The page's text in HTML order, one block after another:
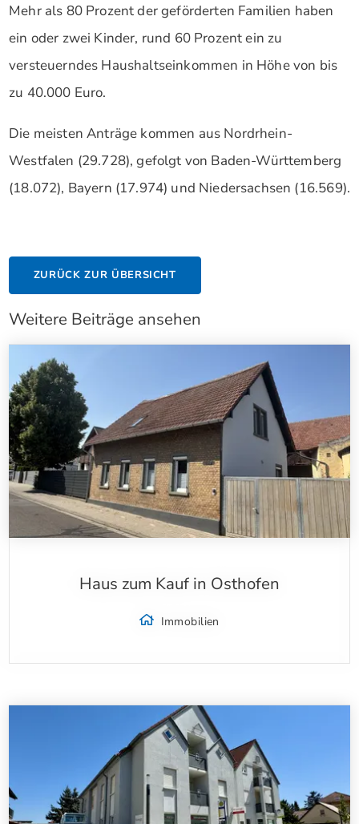
Mehr als 80 Prozent der geförderten Familien haben
ein oder zwei Kinder, rund 60 Prozent ein zu
versteuerndes Haushaltseinkommen in Höhe von bis
zu 40.000 Euro.
Die meisten Anträge kommen aus Nordrhein-
Westfalen (29.728), gefolgt von Baden-Württemberg
(18.072), Bayern (17.974) und Niedersachsen (16.569).
ZURÜCK ZUR ÜBERSICHT
Weitere Beiträge ansehen
Haus zum Kauf in Osthofen
Immobilien